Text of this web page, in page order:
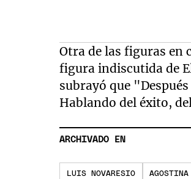
Otra de las figuras en
figura indiscutida de
subrayó que
Hablando del éxito,
ARCHIVADO EN
LUIS NOVARESIO